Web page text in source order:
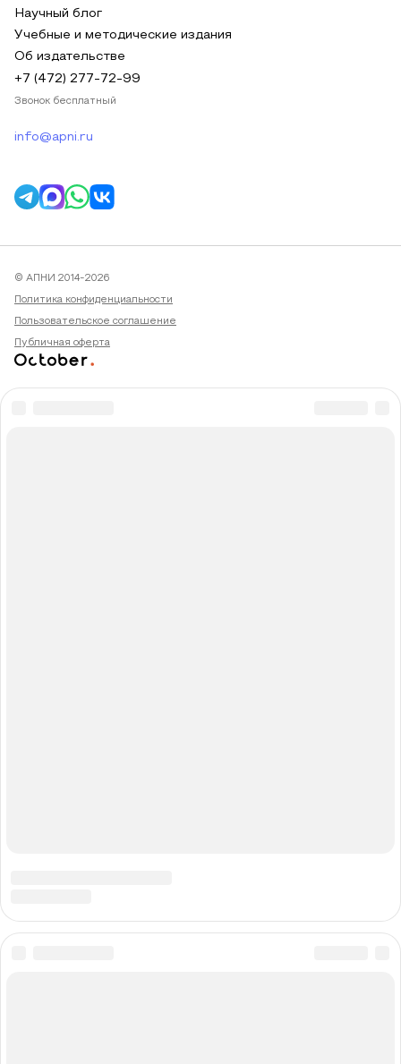
Научный блог
Учебные и методические издания
Об издательстве
+7 (472) 277-72-99
Звонок бесплатный
info@apni.ru
© АПНИ 2014-2026
Политика конфиденциальности
Пользовательское соглашение
Публичная оферта